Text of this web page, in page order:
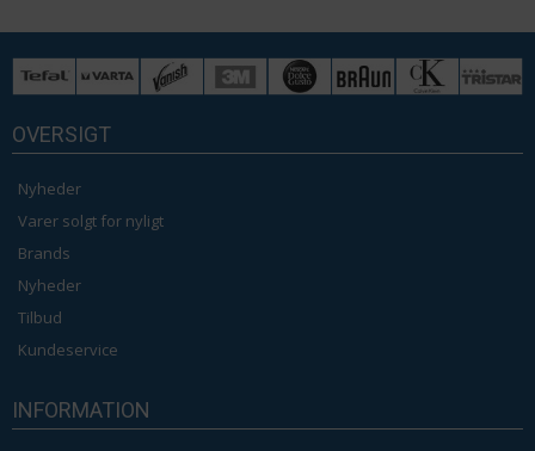
OVERSIGT
Nyheder
Varer solgt for nyligt
Brands
Nyheder
Tilbud
Kundeservice
INFORMATION